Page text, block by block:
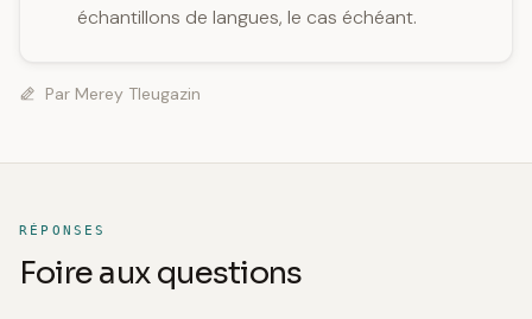
échantillons de langues, le cas échéant.
Par Merey Tleugazin
RÉPONSES
Foire aux questions